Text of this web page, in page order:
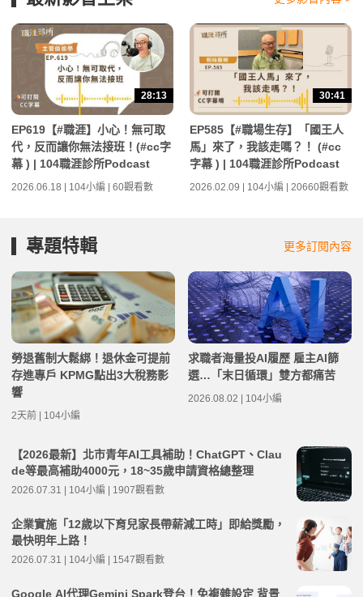
28:13
EP619【#職涯】小心！無可取
代，反而讓你無法接班！(#cc字
幕 ) | 104職涯診所Podcast
2026.06.18 | 104小編 | 60觀看數
30:41
EP585【#職場生存】「國王人
馬」來了，我該走嗎？！ (#cc
字幕 ) | 104職涯診所Podcast
2026.02.09 | 104小編 | 20660觀看數
專題特輯 更多訂閱內容
勞退舊制大鬆綁！退休金可提前
存進專戶 KPMG點出3大稅務影
響
2天前 | 104小編
求職者海量投AI履歷 雇主AI篩
選…「末日循環」雙方都痛苦
2026.08.02 | 104小編
【2026最新】北市青年AI工具補助！ChatGPT、Clau
de等最高補助4000元，18~35歲申請資格總整理
2026.07.31 | 104小編 | 1907觀看數
企業實施「12歲以下育兒家長帶薪減工時」即給獎勵，
最快明年上路！
2026.07.31 | 104小編 | 1547觀看數
Google AI代理Gemini Spark登台！免複雜設定 背景